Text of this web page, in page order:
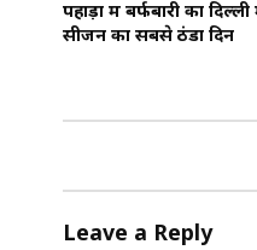
पहाड़ों में बर्फबारी का
सीजन का सबसे ठंडा दिन
Leave a Reply